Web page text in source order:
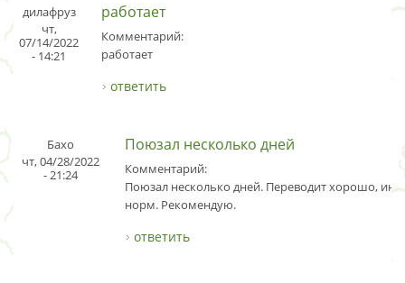
дилафруз
чт,
07/14/2022
- 14:21
работает
Комментарий:
работает
ответить
Бахо
чт, 04/28/2022
- 21:24
Поюзал несколько дней
Комментарий:
Поюзал несколько дней. Переводит хорошо,
норм. Рекомендую.
ответить